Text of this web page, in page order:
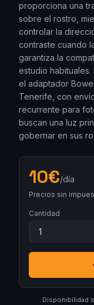
proporciona una
sobre el rostro,
controlar la
contraste cuando
garantiza la
estudio
el adaptador
Tenerife, con
recurrente para
buscan una luz
gobernar en sus
10€/día
Precios sin
Cantidad
Disponibilidad